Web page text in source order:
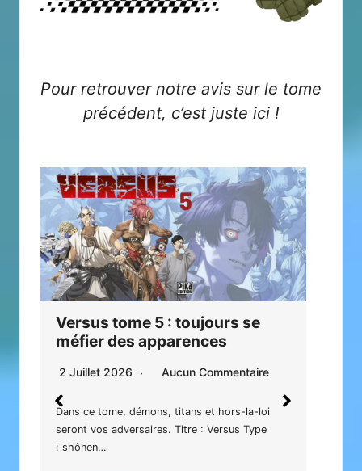
Pour retrouver notre avis sur le tome
précédent, c’est juste ici !
Versus tome 5 : toujours se
méfier des apparences
2 Juillet 2026 Aucun Commentaire
Dans ce tome, démons, titans et hors-la-loi
seront vos adversaires. Titre : Versus Type
: shônen…